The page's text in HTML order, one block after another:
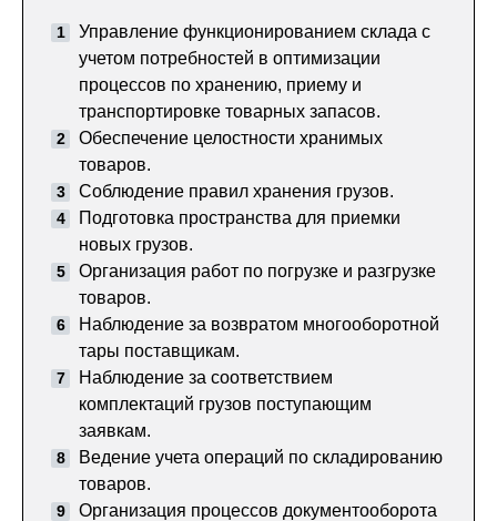
Управление функционированием склада с
учетом потребностей в оптимизации
процессов по хранению, приему и
транспортировке товарных запасов.
Обеспечение целостности хранимых
товаров.
Соблюдение правил хранения грузов.
Подготовка пространства для приемки
новых грузов.
Организация работ по погрузке и разгрузке
товаров.
Наблюдение за возвратом многооборотной
тары поставщикам.
Наблюдение за соответствием
комплектаций грузов поступающим
заявкам.
Ведение учета операций по складированию
товаров.
Организация процессов документооборота